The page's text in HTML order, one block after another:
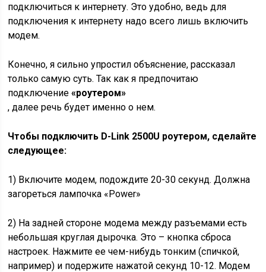
подключиться к интернету. Это удобно, ведь для
подключения к интернету надо всего лишь включить
модем.
Конечно, я сильно упростил объяснение, рассказал
только самую суть. Так как я предпочитаю
подключение«роутером»
, далее речь будет именно о нем.
Чтобы подключить D-Link 2500U роутером, сделайте
следующее:
1) Включите модем, подождите 20-30 секунд. Должна
загореться лампочка «Power»
2) На задней стороне модема между разъемами есть
небольшая круглая дырочка. Это – кнопка сброса
настроек. Нажмите ее чем-нибудь тонким (спичкой,
например) и подержите нажатой секунд 10-12. Модем